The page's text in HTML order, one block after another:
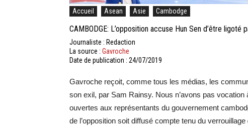
Accueil Asean Asie Cambodge
CAMBODGE: L’opposition accuse Hun Sen d’être ligoté
Journaliste : Redaction
La source : Gavroche
Date de publication : 24/07/2019
Gavroche reçoit, comme tous les médias, les
son exil, par Sam Rainsy. Nous n’avons pas
ouvertes aux représentants du gouvernement
de l’opposition soit diffusé compte tenu du